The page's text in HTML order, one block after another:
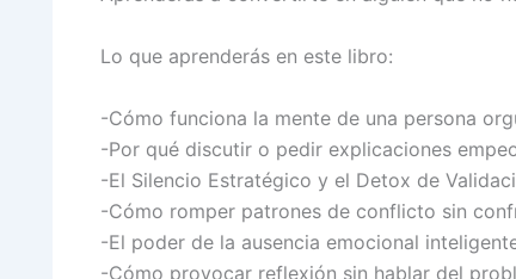
Lo que aprenderás en este libro:
-Cómo funciona la mente de una persona
-Por qué discutir o pedir explicaciones
-El Silencio Estratégico y el Detox de
-Cómo romper patrones de conflicto sin
-El poder de la ausencia emocional
-Cómo provocar reflexión sin hablar del